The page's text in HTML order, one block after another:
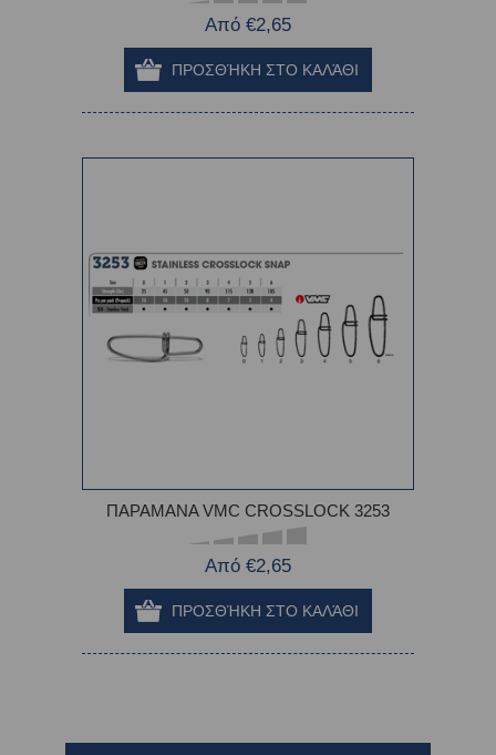
Από €2,65
ΠΑΡΑΜΑΝΑ VMC CROSSLOCK 3253
Από €2,65